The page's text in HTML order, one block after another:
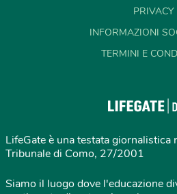
PRIVACY
INFORMAZIONI
TERMINI E
LifeGate è una testata giornalistica
Tribunale di Como, 27/2001
Siamo il luogo dove l'educazione